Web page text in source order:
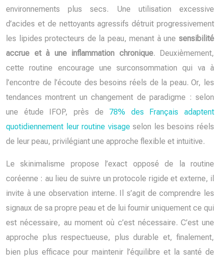
environnements plus secs. Une utilisation excessive
d’acides et de nettoyants agressifs détruit progressivement
les lipides protecteurs de la peau, menant à une sensibilité
accrue et à une inflammation chronique. Deuxièmement,
cette routine encourage une surconsommation qui va à
l’encontre de l’écoute des besoins réels de la peau. Or, les
tendances montrent un changement de paradigme : selon
une étude IFOP, près de 78% des Français adaptent
quotidiennement leur routine visageselon les besoins réels
de leur peau, privilégiant une approche flexible et intuitive.
Le skinimalisme propose l’exact opposé de la routine
coréenne : au lieu de suivre un protocole rigide et externe, il
invite à une observation interne. Il s’agit de comprendre les
signaux de sa propre peau et de lui fournir uniquement ce qui
est nécessaire, au moment où c’est nécessaire. C’est une
approche plus respectueuse, plus durable et, finalement,
bien plus efficace pour maintenir l’équilibre et la santé de